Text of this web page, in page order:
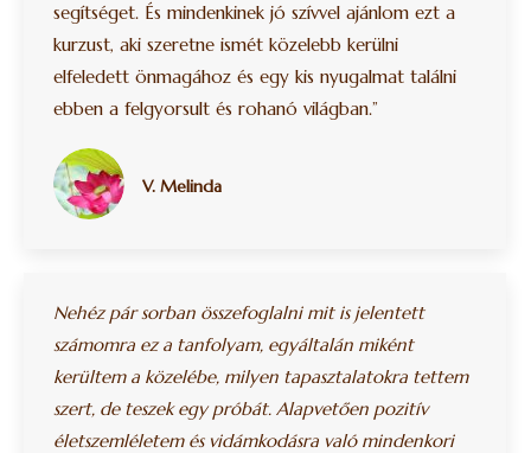
segítséget. És mindenkinek jó szívvel ajánlom ezt a
kurzust, aki szeretne ismét közelebb kerülni
elfeledett önmagához és egy kis nyugalmat találni
ebben a felgyorsult és rohanó világban.”
V. Melinda
Nehéz pár sorban összefoglalni mit is jelentett
számomra ez a tanfolyam, egyáltalán miként
kerültem a közelébe, milyen tapasztalatokra tettem
szert, de teszek egy próbát. Alapvetően pozitív
életszemléletem és vidámkodásra való mindenkori